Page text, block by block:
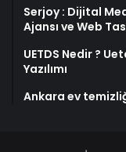
Serjoy : Dijital
Ajansı ve Web
UETDS Nedir ?
Yazılımı
Ankara ev